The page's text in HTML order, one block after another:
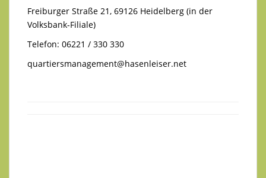
Freiburger Straße 21, 69126 Heidelberg (in der
Volksbank-Filiale)
Telefon: 06221 / 330 330
quartiersmanagement@hasenleiser.net